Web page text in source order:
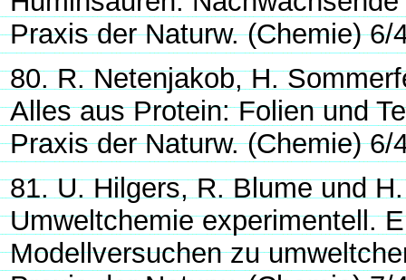
Praxis der Naturw. (Chemie) 6/
80. R. Netenjakob, H.
Alles aus Protein: Folien und
Praxis der Naturw. (Chemie) 6/
81. U. Hilgers, R. Blume und
Umweltchemie experimentell.
Modellversuchen zu